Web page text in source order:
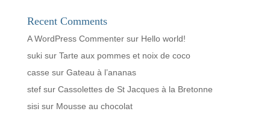
Recent Comments
A WordPress Commentersur Hello world!
sukisur Tarte aux pommes et noix de coco
casse sur Gateau à l’ananas
stefsur Cassolettes de St Jacques à la Bretonne
sisisur Mousse au chocolat